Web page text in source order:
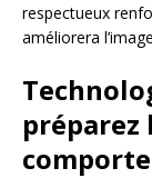
respectueux
améliorera
préparez